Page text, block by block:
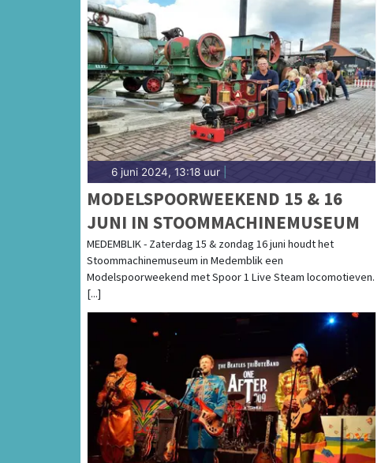
6 juni 2024, 13:18 uur
MODELSPOORWEEKEND 15 & 16
JUNI IN STOOMMACHINEMUSEUM
MEDEMBLIK - Zaterdag 15 & zondag 16 juni houdt het
Stoommachinemuseum in Medemblik een
Modelspoorweekend met Spoor 1 Live Steam locomotieven.
[...]